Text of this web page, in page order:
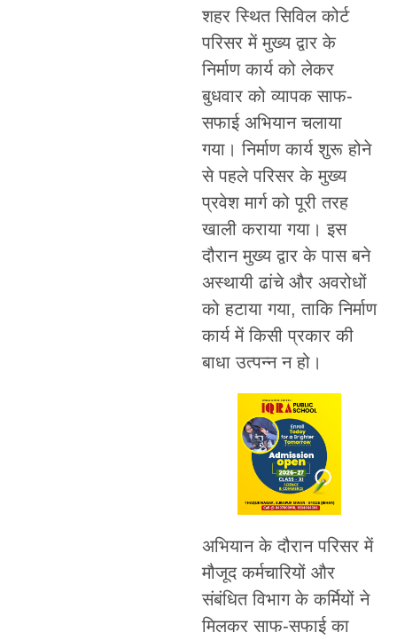
शहर स्थित सिविल कोर्ट
परिसर में मुख्य द्वार के
निर्माण कार्य को लेकर
बुधवार को व्यापक साफ-
सफाई अभियान चलाया
गया। निर्माण कार्य शुरू होने
से पहले परिसर के मुख्य
प्रवेश मार्ग को पूरी तरह
खाली कराया गया। इस
दौरान मुख्य द्वार के पास बने
अस्थायी ढांचे और अवरोधों
को हटाया गया, ताकि निर्माण
कार्य में किसी प्रकार की
बाधा उत्पन्न न हो।
अभियान के दौरान परिसर में
मौजूद कर्मचारियों और
संबंधित विभाग के कर्मियों ने
मिलकर साफ-सफाई का